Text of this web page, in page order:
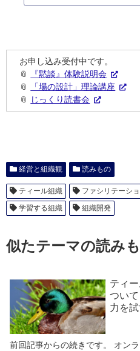
お申し込み受付中です。
📎
『黙談』体験説明会
📎
「場の設計」理論講座
📎
じっくり読書会
経営と組織観 読みもの
ティール組織 ファシリテーシ
学習する組織
組織開発
似たテーマの読み
ティ
つい
力を
前回記事からの続きです。 オン